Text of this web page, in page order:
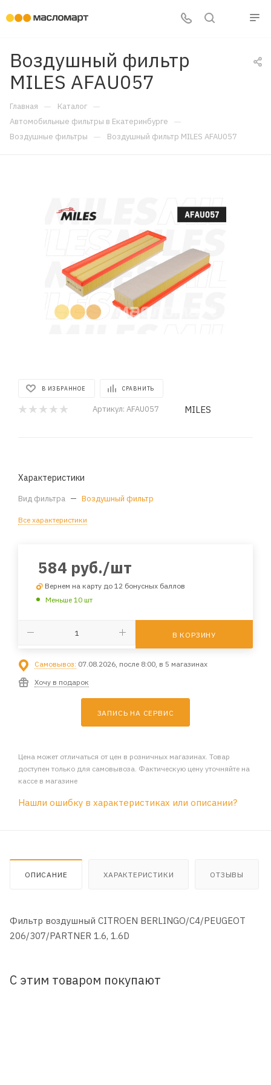
Воздушный фильтр
MILES AFAU057
Главная — Каталог —
Автомобильные фильтры в Екатеринбурге —
Воздушные фильтры — Воздушный фильтр MILES AFAU057
В ИЗБРАННОЕ СРАВНИТЬ
Артикул: AFAU057 MILES
Характеристики
Вид фильтра — Воздушный фильтр
Все характеристики
584 руб./шт
Вернем на карту до 12 бонусных баллов
Меньше 10 шт
В КОРЗИНУ
Самовывоз: 07.08.2026, после 8:00, в 5 магазинах
Хочу в подарок
ЗАПИСЬ НА СЕРВИС
Цена может отличаться от цен в розничных магазинах. Товар
доступен только для самовывоза. Фактическую цену уточняйте на
кассе в магазине
Нашли ошибку в характеристиках или описании?
ОПИСАНИЕ ХАРАКТЕРИСТИКИ ОТЗЫВЫ
Фильтр воздушный CITROEN BERLINGO/C4/PEUGEOT
206/307/PARTNER 1.6, 1.6D
С этим товаром покупают